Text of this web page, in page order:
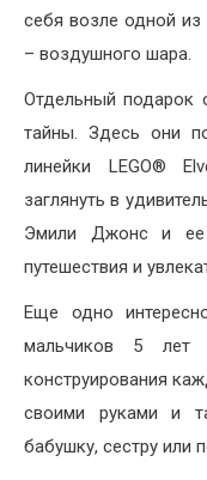
себя возле одной из
– воздушного шара.
Отдельный подарок
тайны. Здесь они
линейки LEGO®
заглянуть в
Эмили Джонс и ее
путешествия и
Еще одно
мальчиков 5 лет
конструирования
своими руками и
бабушку, сестру или